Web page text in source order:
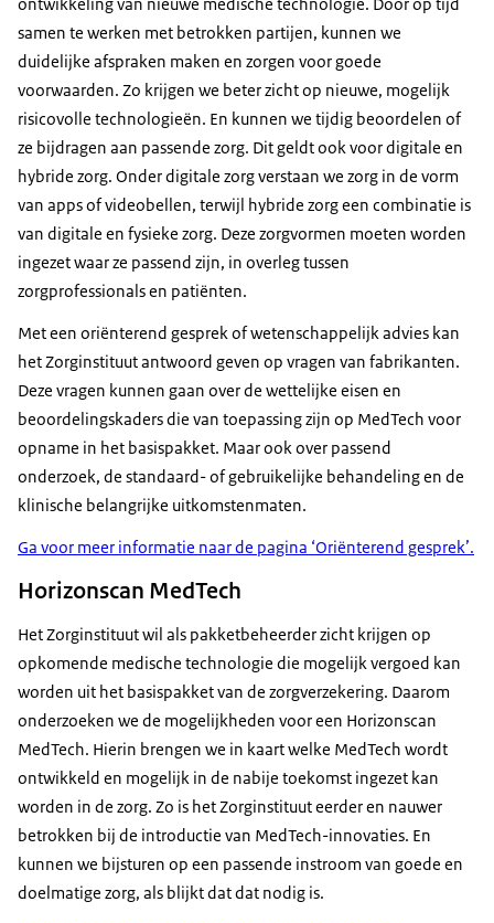
ontwikkeling van nieuwe medische technologie. Door op tijd
samen te werken met betrokken partijen, kunnen we
duidelijke afspraken maken en zorgen voor goede
voorwaarden. Zo krijgen we beter zicht op nieuwe, mogelijk
risicovolle technologieën. En kunnen we tijdig beoordelen of
ze bijdragen aan passende zorg. Dit geldt ook voor digitale en
hybride zorg. Onder digitale zorg verstaan we zorg in de vorm
van apps of videobellen, terwijl hybride zorg een combinatie is
van digitale en fysieke zorg. Deze zorgvormen moeten worden
ingezet waar ze passend zijn, in overleg tussen
zorgprofessionals en patiënten.
Met een oriënterend gesprek of wetenschappelijk advies kan
het Zorginstituut antwoord geven op vragen van fabrikanten.
Deze vragen kunnen gaan over de wettelijke eisen en
beoordelingskaders die van toepassing zijn op MedTech voor
opname in het basispakket. Maar ook over passend
onderzoek, de standaard- of gebruikelijke behandeling en de
klinische belangrijke uitkomstenmaten.
Ga voor meer informatie naar de pagina ‘Oriënterend gesprek’.
Horizonscan MedTech
Het Zorginstituut wil als pakketbeheerder zicht krijgen op
opkomende medische technologie die mogelijk vergoed kan
worden uit het basispakket van de zorgverzekering. Daarom
onderzoeken we de mogelijkheden voor een Horizonscan
MedTech. Hierin brengen we in kaart welke MedTech wordt
ontwikkeld en mogelijk in de nabije toekomst ingezet kan
worden in de zorg. Zo is het Zorginstituut eerder en nauwer
betrokken bij de introductie van MedTech-innovaties. En
kunnen we bijsturen op een passende instroom van goede en
doelmatige zorg, als blijkt dat dat nodig is.